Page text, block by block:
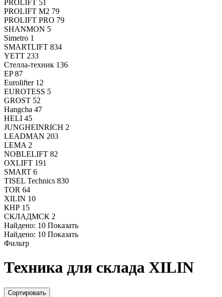
PROLIFT 51
PROLIFT M2 79
PROLIFT PRO 79
SHANMON 5
Simetro 1
SMARTLIFT 834
YETT 233
Стелла-техник 136
EP 87
Eurolifter 12
EUROTESS 5
GROST 52
Hangcha 47
HELI 45
JUNGHEINRICH 2
LEADMAN 203
LEMA 2
NOBLELIFT 82
OXLIFT 191
SMART 6
TISEL Technics 830
TOR 64
XILIN 10
КНР 15
СКЛАДМСК 2
Найдено: 10 Показать
Найдено: 10 Показать
Фильтр
Техника для склада XILIN
Сортировать